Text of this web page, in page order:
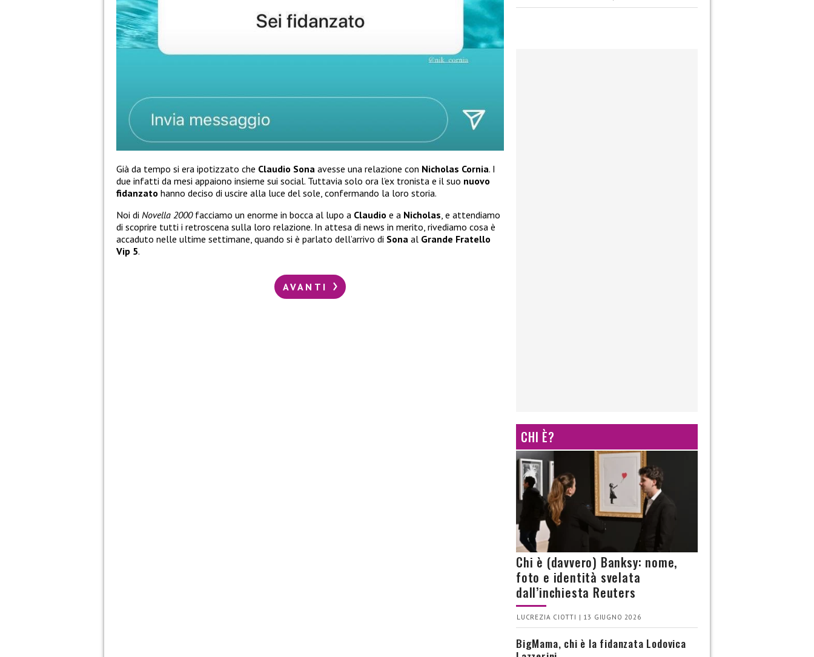
Già da tempo si era ipotizzato che Claudio Sona avesse una relazione con Nicholas Cornia. I
due infatti da mesi appaiono insieme sui social. Tuttavia solo ora l’ex tronista e il suo nuovo
fidanzato hanno deciso di uscire alla luce del sole, confermando la loro storia.
Noi di Novella 2000facciamo un enorme in bocca al lupo a Claudio e a Nicholas, e attendiamo
di scoprire tutti i retroscena sulla loro relazione. In attesa di news in merito, rivediamo cosa è
accaduto nelle ultime settimane, quando si è parlato dell’arrivo di Sona al Grande Fratello
Vip 5.
AVANTI
CHI È?
Chi è (davvero) Banksy: nome,
foto e identità svelata
dall’inchiesta Reuters
LUCREZIA CIOTTI | 13 GIUGNO 2026
BigMama, chi è la fidanzata Lodovica